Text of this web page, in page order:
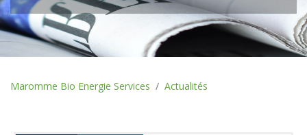
Maromme Bio Energie Services Actualités